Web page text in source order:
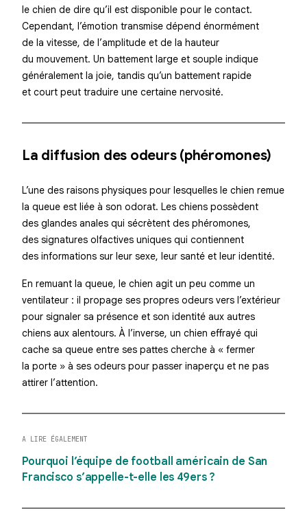
le chien de dire qu’il est disponible pour le contact.
Cependant, l’émotion transmise dépend énormément
de la vitesse, de l’amplitude et de la hauteur
du mouvement. Un battement large et souple indique
généralement la joie, tandis qu’un battement rapide
et court peut traduire une certaine nervosité.
La diffusion des odeurs (phéromones)
L’une des raisons physiques pour lesquelles le chien remue
la queue est liée à son odorat. Les chiens possèdent
des glandes anales qui sécrètent des phéromones,
des signatures olfactives uniques qui contiennent
des informations sur leur sexe, leur santé et leur identité.
En remuant la queue, le chien agit un peu comme un
ventilateur : il propage ses propres odeurs vers l’extérieur
pour signaler sa présence et son identité aux autres
chiens aux alentours. À l’inverse, un chien effrayé qui
cache sa queue entre ses pattes cherche à « fermer
la porte » à ses odeurs pour passer inaperçu et ne pas
attirer l’attention.
A LIRE ÉGALEMENT
Pourquoi l’équipe de football américain de San
Francisco s’appelle-t-elle les 49ers ?